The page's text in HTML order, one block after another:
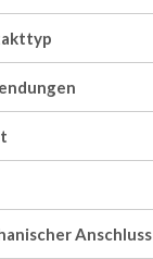
Anschluss